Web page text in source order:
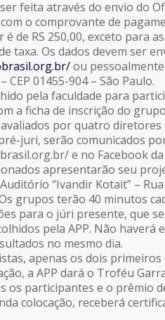
feita através do envio do
o comprovante de
de RS 250,00, exceto para
taxa. Os dados devem ser
ou
CEP 01455-904 – São Paulo.
pela faculdade para
a ficha de inscrição do
por quatro diretores
juri, serão comunicados
e no Facebook da
apresentarão seu
“Ivandir Kotait” –
grupos terão 40 minutos
para o júri presente, que
pela APP. Não haverá
no mesmo dia.
apenas os dois primeiros
a APP dará o Troféu
os participantes e o prêmio
colocação, receberá